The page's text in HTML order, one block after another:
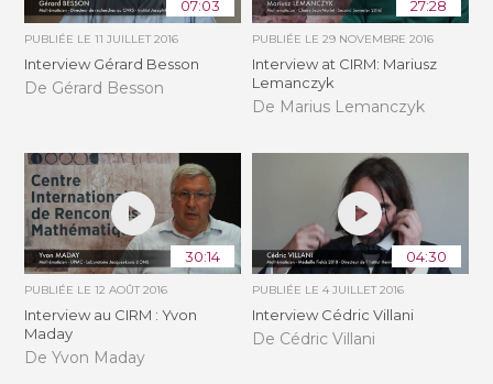
07:03
PUBLIÉE LE11 JUILLET 2016
Interview Gérard Besson
De Gérard Besson
27:28
PUBLIÉE LE 29 NOVEMBRE 2016
Interview at CIRM: Mariusz
Lemanczyk
De Marius Lemanczyk
30:14
PUBLIÉE LE12 AOÛT 2016
Interview au CIRM : Yvon
Maday
De Yvon Maday
04:30
PUBLIÉE LE 4 JUILLET 2016
Interview Cédric Villani
De Cédric Villani